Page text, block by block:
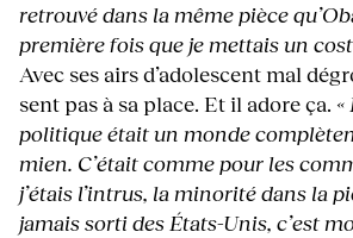
retrouvé dans la même pièce
première fois que je mettais un
Avec ses airs d’adolescent mal
sent pas à sa place. Et il adore ça. «
politique était un monde
mien. C’était comme pour les
j’étais l’intrus, la minorité dans la
jamais sorti des États-Unis, c’est